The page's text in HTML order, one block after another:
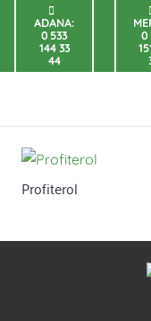
ADANA:
0 533
144 33
44
0
Profiterol